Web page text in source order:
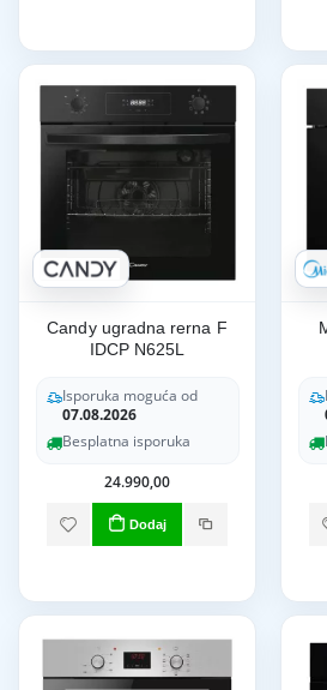
Candy ugradna rerna F
IDCP N625L
Isporuka moguća od
07.08.2026
Besplatna isporuka
24.990,00
Dodaj